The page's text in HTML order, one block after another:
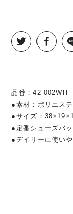
品番：42-002WH
●素材：ポリエス
●サイズ：
●定番シューズバ
●デイリーに使い